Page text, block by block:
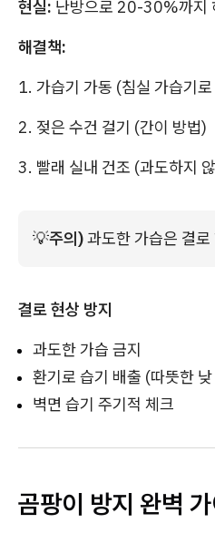
현실: 난방으로 20-30%까지
해결책:
1. 가습기 가동 (침실 가습기
2. 젖은 수건 걸기 (간이 방법)
3. 빨래 실내 건조 (과도하지
💡주의) 과도한 가습은 결로
결로 현상 방지
과도한 가습 금지
환기로 습기 배출 (따뜻한
벽면 습기 주기적 체크
곰팡이 방지 완벽